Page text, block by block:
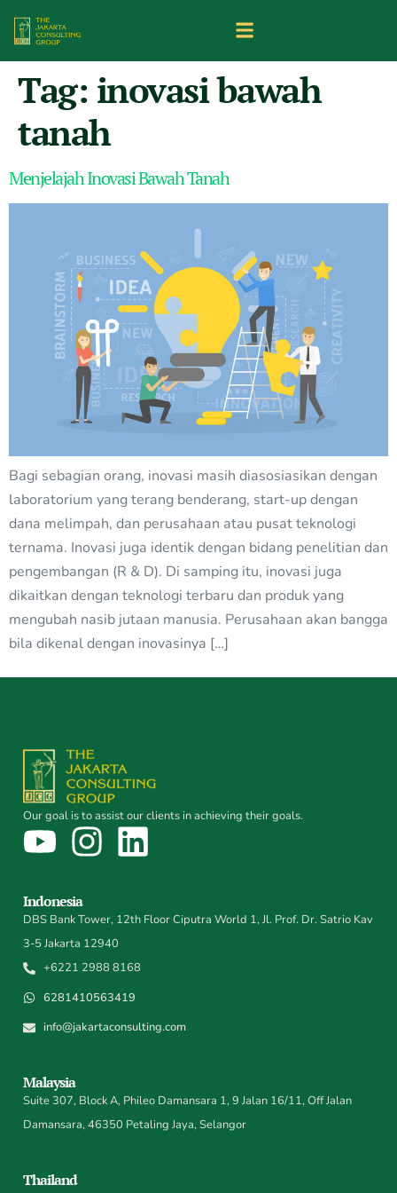
Tag: inovasi bawah
tanah
Menjelajah Inovasi Bawah Tanah
Bagi sebagian orang, inovasi masih diasosiasikan dengan
laboratorium yang terang benderang, start-up dengan
dana melimpah, dan perusahaan atau pusat teknologi
ternama. Inovasi juga identik dengan bidang penelitian dan
pengembangan (R & D). Di samping itu, inovasi juga
dikaitkan dengan teknologi terbaru dan produk yang
mengubah nasib jutaan manusia. Perusahaan akan bangga
bila dikenal dengan inovasinya […]
Our goal is to assist our clients in achieving their goals.
Indonesia
DBS Bank Tower, 12th Floor Ciputra World 1, Jl. Prof. Dr. Satrio Kav
3-5 Jakarta 12940
+6221 2988 8168
6281410563419
info@jakartaconsulting.com
Malaysia
Suite 307, Block A, Phileo Damansara 1, 9 Jalan 16/11, Off Jalan
Damansara, 46350 Petaling Jaya, Selangor
Thailand